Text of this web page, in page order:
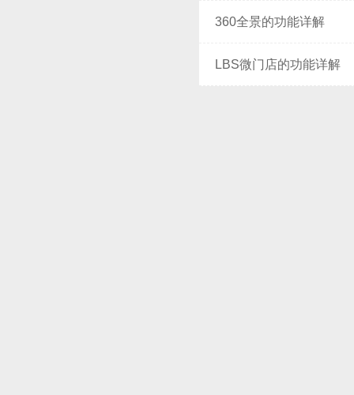
360全景的功能详解
LBS微门店的功能详解